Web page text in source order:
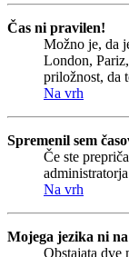
Čas ni pravilen!
Možno je, da
London,
priložnost, da
Na vrh
Spremenil sem
Če ste
Na vrh
Mojega jezika ni
Obstajata dve